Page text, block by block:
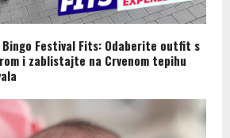
Bingo Festival Fits: Odaberite outfit s
i zablistajte na Crvenom tepihu